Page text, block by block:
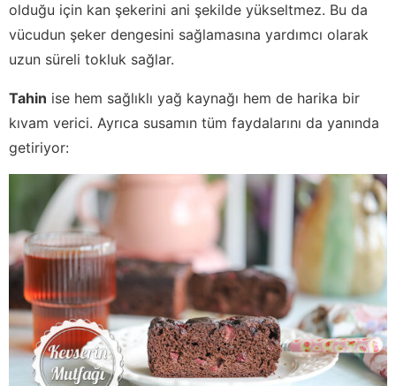
olduğu için kan şekerini ani şekilde yükseltmez. Bu da
vücudun şeker dengesini sağlamasına yardımcı olarak
uzun süreli tokluk sağlar.
Tahin ise hem sağlıklı yağ kaynağı hem de harika bir
kıvam verici. Ayrıca susamın tüm faydalarını da yanında
getiriyor: